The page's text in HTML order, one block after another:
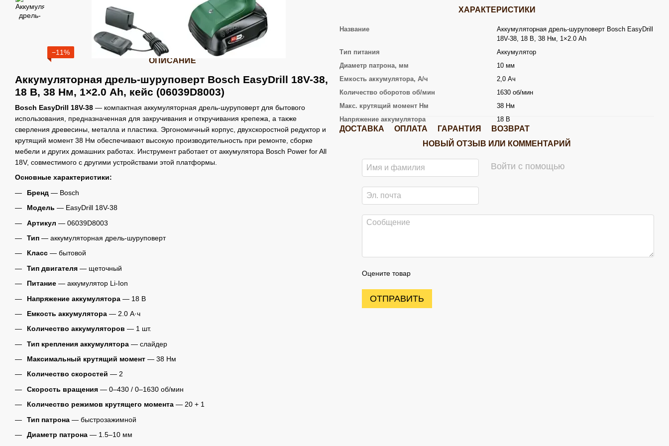
−11%
ОПИСАНИЕ
Аккумуляторная дрель-шуруповерт Bosch EasyDrill 18V-38,
18 В, 38 Нм, 1×2.0 Ah, кейс (06039D8003)
Bosch EasyDrill 18V-38 — компактная аккумуляторная дрель-шуруповерт для бытового
использования, предназначенная для закручивания и откручивания крепежа, а также
сверления древесины, металла и пластика. Эргономичный корпус, двухскоростной редуктор и
крутящий момент 38 Нм обеспечивают высокую производительность при ремонте, сборке
мебели и других домашних работах. Инструмент работает от аккумулятора Bosch Power for All
18V, совместимого с другими устройствами этой платформы.
Основные характеристики:
Бренд — Bosch
Модель — EasyDrill 18V-38
Артикул — 06039D8003
Тип — аккумуляторная дрель-шуруповерт
Класс — бытовой
Тип двигателя — щеточный
Питание — аккумулятор Li-Ion
Напряжение аккумулятора — 18 В
Емкость аккумулятора — 2.0 А·ч
Количество аккумуляторов — 1 шт.
Тип крепления аккумулятора — слайдер
Максимальный крутящий момент — 38 Нм
Количество скоростей — 2
Скорость вращения — 0–430 / 0–1630 об/мин
Количество режимов крутящего момента — 20 + 1
Тип патрона — быстрозажимной
Диаметр патрона — 1.5–10 мм
ХАРАКТЕРИСТИКИ
Название
Аккумуляторная дрель-шуруповерт Bosch EasyDrill
18V-38, 18 В, 38 Нм, 1×2.0 Ah
Тип питания
Аккумулятор
Диаметр патрона, мм
10 мм
Емкость аккумулятора, А/ч
2,0 Ач
Количество оборотов об/мин
1630 об/мин
Макс. крутящий момент Нм
38 Нм
Напряжение аккумулятора
18 В
ДОСТАВКА ОПЛАТА ГАРАНТИЯ
ВОЗВРАТ
НОВЫЙ ОТЗЫВ ИЛИ КОММЕНТАРИЙ
Войти с помощью
Оцените товар
ОТПРАВИТЬ